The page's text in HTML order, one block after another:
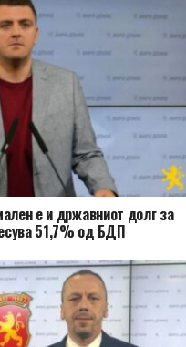
е и државниот долг за
51,7% од БДП